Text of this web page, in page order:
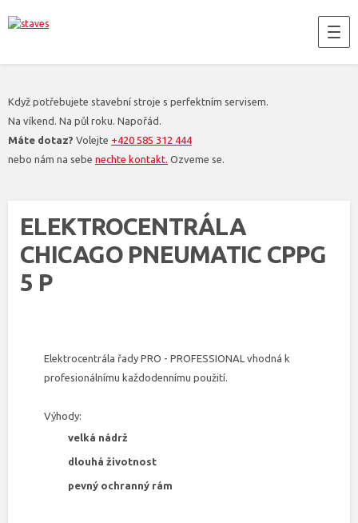
Když potřebujete stavební stroje s perfektním servisem.
Na víkend. Na půl roku. Napořád.
Máte dotaz? Volejte +420 585 312 444
nebo nám na sebe nechte kontakt. Ozveme se.
ELEKTROCENTRÁLA
CHICAGO PNEUMATIC CPPG
5 P
Elektrocentrála řady PRO - PROFESSIONAL vhodná k
profesionálnímu každodennímu použití.
Výhody:
velká nádrž
dlouhá životnost
pevný ochranný rám